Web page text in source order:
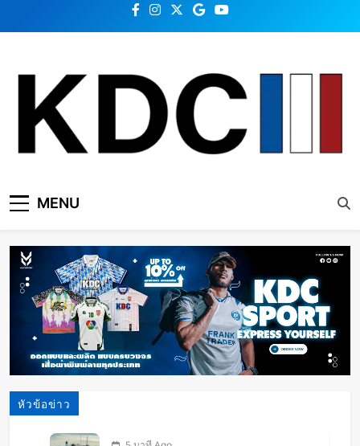
to
KDC SOLUTION | เคดีซี
โซลูชั่น
MENU
หัวข้อข่าว